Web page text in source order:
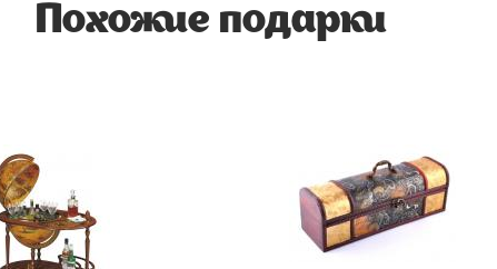
Похожие подарки